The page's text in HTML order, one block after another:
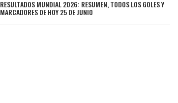
RESULTADOS MUNDIAL 2026: RESUMEN, TODOS LOS GOLES Y
MARCADORES DE HOY 25 DE JUNIO